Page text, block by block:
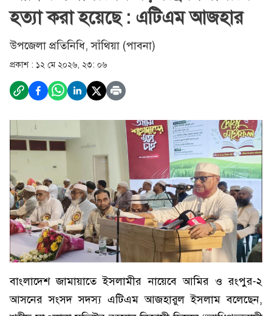
হত্যা করা হয়েছে : এটিএম আজহার
উপজেলা প্রতিনিধি, সাঁথিয়া (পাবনা)
প্রকাশ : ১২ মে ২০২৬, ২৩: ০৬
বাংলাদেশ জামায়াতে ইসলামীর নায়েবে আমির ও রংপুর-২
আসনের সংসদ সদস্য এটিএম আজহারুল ইসলাম বলেছেন,